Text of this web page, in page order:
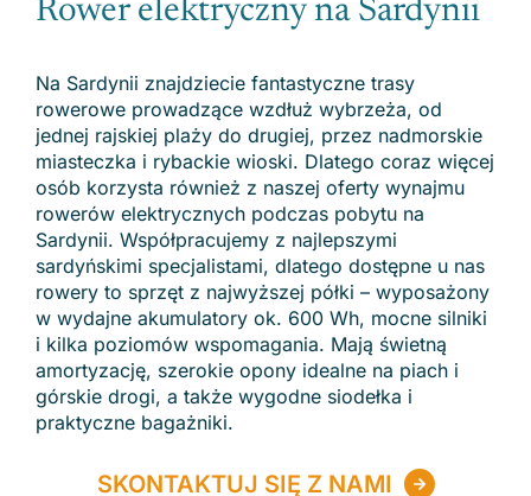
Rower elektryczny na Sardynii
Na Sardynii znajdziecie fantastyczne trasy
rowerowe prowadzące wzdłuż wybrzeża, od
jednej rajskiej plaży do drugiej, przez nadmorskie
miasteczka i rybackie wioski. Dlatego coraz więcej
osób korzysta również z naszej oferty wynajmu
rowerów elektrycznych podczas pobytu na
Sardynii. Współpracujemy z najlepszymi
sardyńskimi specjalistami, dlatego dostępne u nas
rowery to sprzęt z najwyższej półki – wyposażony
w wydajne akumulatory ok. 600 Wh, mocne silniki
i kilka poziomów wspomagania. Mają świetną
amortyzację, szerokie opony idealne na piach i
górskie drogi, a także wygodne siodełka i
praktyczne bagażniki.
SKONTAKTUJ SIĘ Z NAMI